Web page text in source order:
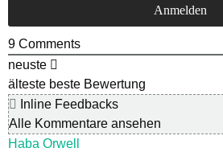
9 Comments
neuste
älteste beste Bewertung
Inline Feedbacks
Alle Kommentare ansehen
Haba Orwell